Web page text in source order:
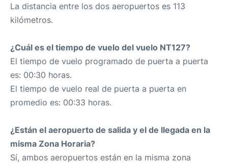
La distancia entre los dos aeropuertos es 113
kilómetros.
¿Cuál es el tiempo de vuelo del vuelo NT127?
El tiempo de vuelo programado de puerta a puerta
es: 00:30 horas.
El tiempo de vuelo real de puerta a puerta en
promedio es: 00:33 horas.
¿Están el aeropuerto de salida y el de llegada en la
misma Zona Horaria?
Sí, ambos aeropuertos están en la misma zona